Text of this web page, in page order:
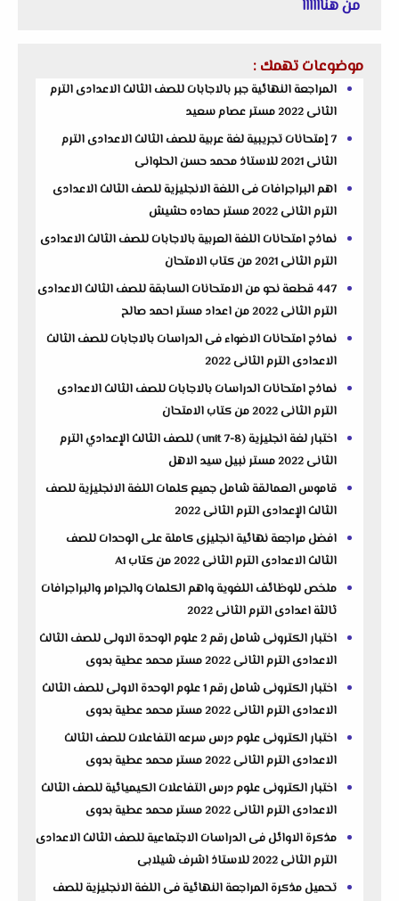
من هناااااا
موضوعات تهمك :
المراجعة النهائية جبر بالاجابات للصف الثالث الاعدادى الترم
الثانى 2022 مستر عصام سعيد
7 إمتحانات تجريبية لغة عربية للصف الثالث الاعدادى الترم
الثانى 2021 للاستاذ محمد حسن الحلوانى
اهم البراجرافات فى اللغة الانجليزية للصف الثالث الاعدادى
الترم الثانى 2022 مستر حماده حشيش
نماذج امتحانات اللغة العربية بالاجابات للصف الثالث الاعدادى
الترم الثانى 2021 من كتاب الامتحان
447 قطعة نحو من الامتحانات السابقة للصف الثالث الاعدادى
الترم الثانى 2022 من اعداد مستر احمد صالح
نماذج امتحانات الاضواء فى الدراسات بالاجابات للصف الثالث
الاعدادى الترم الثانى 2022
نماذج امتحانات الدراسات بالاجابات للصف الثالث الاعدادى
الترم الثانى 2022 من كتاب الامتحان
اختبار لغة انجليزية (unit 7-8 ) للصف الثالث الإعدادي الترم
الثانى 2022 مستر نبيل سيد الاهل
قاموس العمالقة شامل جميع كلمات اللغة الانجليزية للصف
الثالث الإعدادى الترم الثانى 2022
افضل مراجعة نهائية انجليزى كاملة على الوحدات للصف
الثالث الاعدادى الترم الثانى 2022 من كتاب A1
ملخص للوظائف اللغوية واهم الكلمات والجرامر والبراجرافات
ثالثة اعدادى الترم الثانى 2022
اختبار الكترونى شامل رقم 2 علوم الوحدة الاولى للصف الثالث
الاعدادى الترم الثانى 2022 مستر محمد عطية بدوى
اختبار الكترونى شامل رقم 1 علوم الوحدة الاولى للصف الثالث
الاعدادى الترم الثانى 2022 مستر محمد عطية بدوى
اختبار الكترونى علوم درس سرعه التفاعلات للصف الثالث
الاعدادى الترم الثانى 2022 مستر محمد عطية بدوى
اختبار الكترونى علوم درس التفاعلات الكيميائية للصف الثالث
الاعدادى الترم الثانى 2022 مستر محمد عطية بدوى
مذكرة الاوائل فى الدراسات الاجتماعية للصف الثالث الاعدادى
الترم الثانى 2022 للاستاذ اشرف شيلابى
تحميل مذكرة المراجعة النهائية فى اللغة الانجليزية للصف